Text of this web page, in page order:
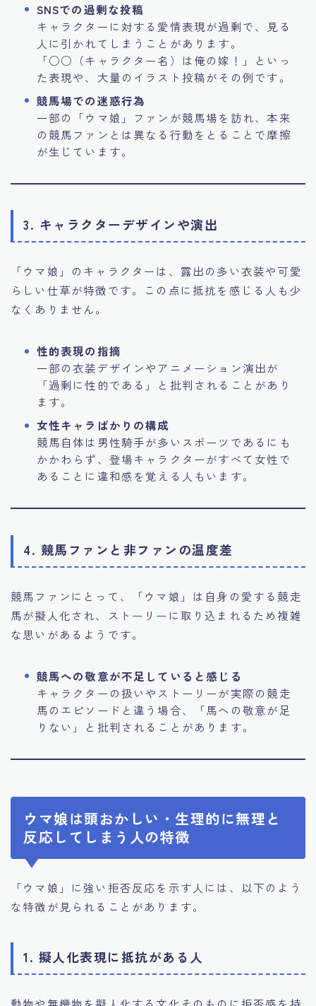
SNSでの過剰な投稿
キャラクターに対する愛情表現が過剰で、見る
人に引かれてしまうことがあります。
「○○（キャラクター名）は俺の嫁！」といっ
た表現や、大量のイラスト投稿がその例です。
競馬場での迷惑行為
一部の「ウマ娘」ファンが競馬場を訪れ、本来
の競馬ファンとは異なる行動をとることで摩擦
が生じています。
3. キャラクターデザインや演出
「ウマ娘」のキャラクターは、露出の多い衣装や可愛
らしい仕草が特徴です。この点に抵抗を感じる人も少
なくありません。
性的表現の指摘
一部の衣装デザインやアニメーション演出が
「過剰に性的である」と批判されることがあり
ます。
女性キャラばかりの構成
競馬自体は男性騎手が多いスポーツであるにも
かかわらず、登場キャラクターがすべて女性で
あることに違和感を覚える人もいます。
4. 競馬ファンと非ファンの温度差
競馬ファンにとって、「ウマ娘」は自身の愛する競走
馬が擬人化され、ストーリーに取り込まれるため複雑
な思いがあるようです。
競馬への敬意が不足していると感じる
キャラクターの扱いやストーリーが実際の競走
馬のエピソードと違う場合、「馬への敬意が足
りない」と批判されることがあります。
ウマ娘は頭おかしい・生理的に無理と
反応してしまう人の特徴
「ウマ娘」に強い拒否反応を示す人には、以下のよう
な特徴が見られることがあります。
1. 擬人化表現に抵抗がある人
動物や無機物を擬人化する文化そのものに拒否感を持